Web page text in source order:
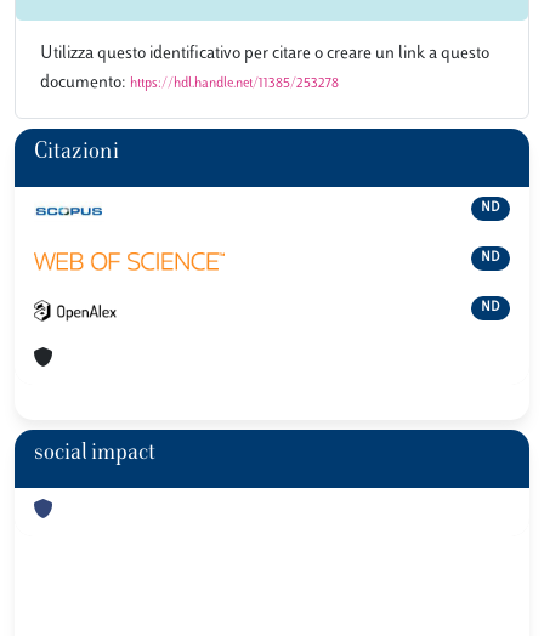
Utilizza questo identificativo per citare o creare un link a questo
documento: https://hdl.handle.net/11385/253278
Citazioni
ND
ND
ND
social impact